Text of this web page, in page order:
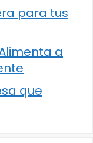
para tus
a
que